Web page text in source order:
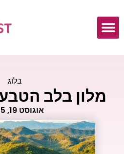
בלוג
מלון בלב
אוגוסט 19, 2025